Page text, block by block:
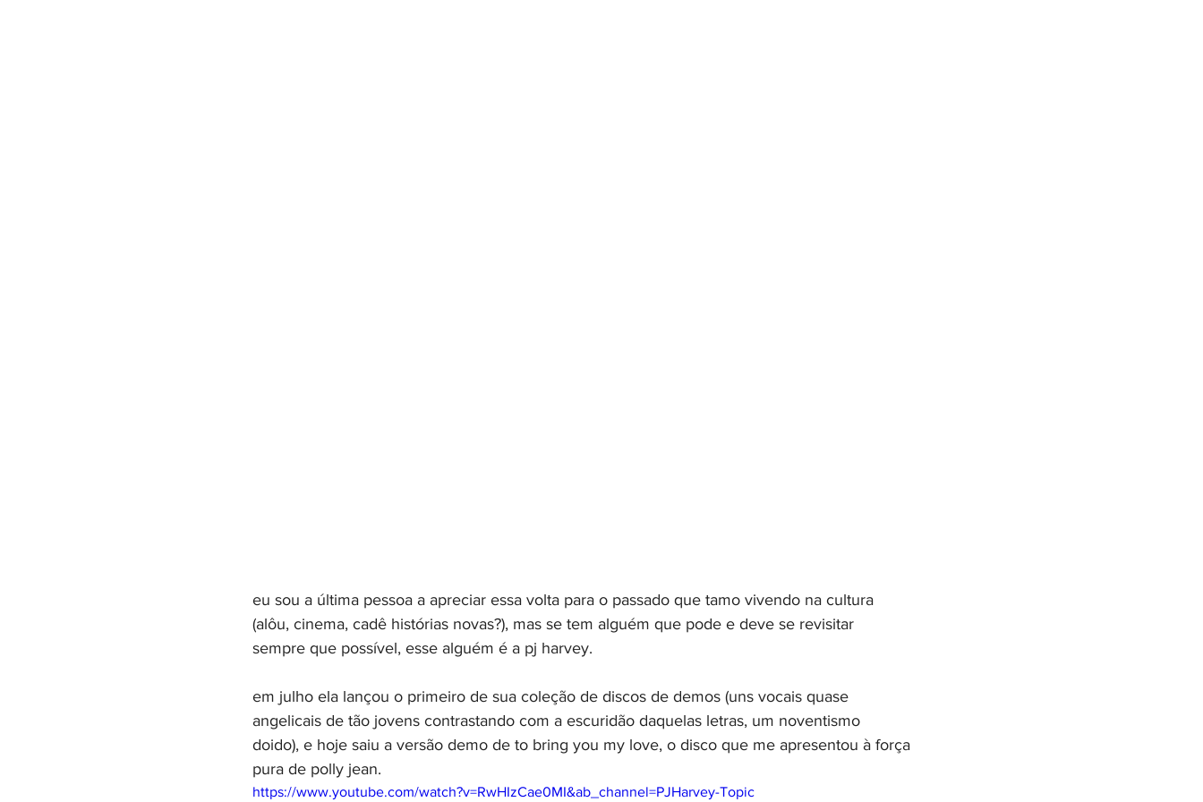
eu sou a última pessoa a apreciar essa volta para o passado que tamo vivendo na cultura
(alôu, cinema, cadê histórias novas?), mas se tem alguém que pode e deve se revisitar
sempre que possível, esse alguém é a pj harvey.
em julho ela lançou o primeiro de sua coleção de discos de demos (uns vocais quase
angelicais de tão jovens contrastando com a escuridão daquelas letras, um noventismo
doido), e hoje saiu a versão demo de to bring you my love, o disco que me apresentou à força
pura de polly jean.
https://www.youtube.com/watch?v=RwHIzCae0MI&ab_channel=PJHarvey-Topic